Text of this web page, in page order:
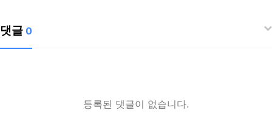
댓글 0
등록된 댓글이 없습니다.